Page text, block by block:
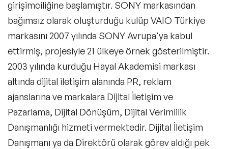
girişimciliğine başlamıştır. SONY markasından
bağımsız olarak oluşturduğu kulüp VAIO Türkiye
markasını 2007 yılında SONY Avrupa'ya kabul
ettirmiş, projesiyle 21 ülkeye örnek gösterilmiştir.
2003 yılında kurduğu Hayal Akademisi markası
altında dijital iletişim alanında PR, reklam
ajanslarına ve markalara Dijital İletişim ve
Pazarlama, Dijital Dönüşüm, Dijital Verimlilik
Danışmanlığı hizmeti vermektedir. Dijital İletişim
Danışmanı ya da Direktörü olarak görev aldığı pek